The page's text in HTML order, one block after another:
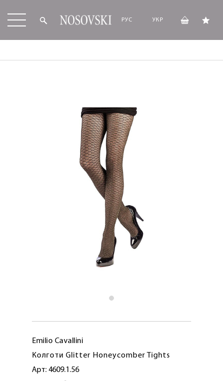
РУС УКР
Emilio Cavallini
Колготи Glitter Honeycomber Tights
Арт: 4609.1.56